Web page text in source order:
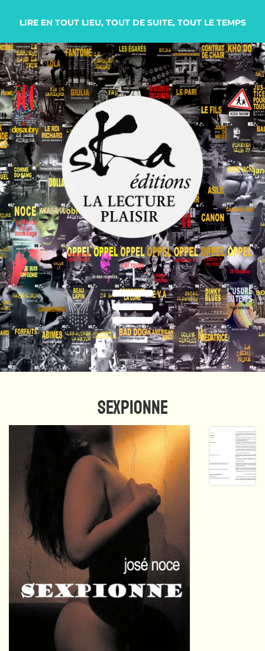
LIRE EN TOUT LIEU, TOUT DE SUITE, TOUT LE TEMPS
SEXPIONNE